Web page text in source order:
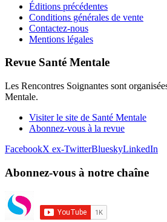
Éditions précédentes
Conditions générales de vente
Contactez-nous
Mentions légales
Revue Santé Mentale
Les Rencontres Soignantes sont
Mentale.
Visiter le site de Santé Mentale
Abonnez-vous à la revue
FacebookX ex-TwitterBlueskyLinkedIn
Abonnez-vous à notre chaîne